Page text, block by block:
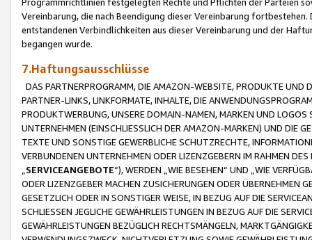
Vereinbarung, die nach Beendigung dieser Vereinbarung
entstandenen Verbindlichkeiten aus dieser Vereinbarung und der
begangen wurde.
7.Haftungsausschlüsse
DAS PARTNERPROGRAMM, DIE AMAZON-WEBSITE, PRODUKTE UND
PARTNER-LINKS, LINKFORMATE, INHALTE, DIE
PRODUKTWERBUNG, UNSERE DOMAIN-NAMEN, MARKEN UND
UNTERNEHMEN (EINSCHLIESSLICH DER AMAZON-MARKEN) UND DIE
TEXTE UND SONSTIGE GEWERBLICHE SCHUTZRECHTE,
VERBUNDENEN UNTERNEHMEN ODER LIZENZGEBERN IM RAHMEN
SERVICEANGEBOTE“), WERDEN „WIE BESEHEN“ UND „WIE
ODER LIZENZGEBER MACHEN ZUSICHERUNGEN ODER ÜBERNEHMEN
GESETZLICH ODER IN SONSTIGER WEISE, IN BEZUG AUF DIE
SCHLIESSEN JEGLICHE GEWÄHRLEISTUNGEN IN BEZUG AUF DIE
GEWÄHRLEISTUNGEN BEZÜGLICH RECHTSMÄNGELN,